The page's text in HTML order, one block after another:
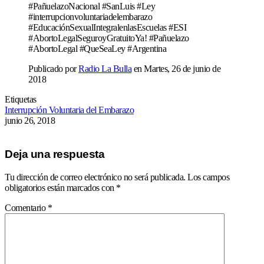
#PañuelazoNacional #SanLuis #Ley
#interrupcionvoluntariadelembarazo
#EducaciónSexualIntegralenlasEscuelas #ESI
#AbortoLegalSeguroyGratuitoYa! #Pañuelazo
#AbortoLegal #QueSeaLey #Argentina
Publicado porRadio La Bulla en Martes, 26 de junio de
2018
Etiquetas
Interrupción Voluntaria del Embarazo
junio 26, 2018
Deja una respuesta
Tu dirección de correo electrónico no será publicada. Los campos
obligatorios están marcados con *
Comentario *